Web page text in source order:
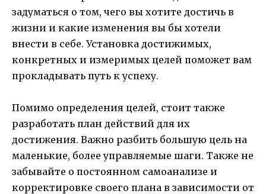
задуматься о том, чего вы хотите достичь в
жизни и какие изменения вы бы хотели
внести в себе. Установка достижимых,
конкретных и измеримых целей поможет вам
прокладывать путь к успеху.
Помимо определения целей, стоит также
разработать план действий для их
достижения. Важно разбить большую цель на
маленькие, более управляемые шаги. Также не
забывайте о постоянном самоанализе и
корректировке своего плана в зависимости от